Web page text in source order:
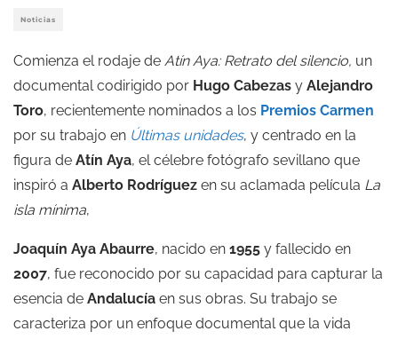
Noticias
Comienza el rodaje de Atín Aya: Retrato del silencio, un
documental codirigido por Hugo Cabezas y Alejandro
Toro, recientemente nominados a los Premios Carmen
por su trabajo en Últimas unidades, y centrado en la
figura de Atín Aya, el célebre fotógrafo sevillano que
inspiró a Alberto Rodríguez en su aclamada película La
isla mínima,
Joaquín Aya Abaurre, nacido en 1955 y fallecido en
2007, fue reconocido por su capacidad para capturar la
esencia de Andalucía en sus obras. Su trabajo se
caracteriza por un enfoque documental que la vida